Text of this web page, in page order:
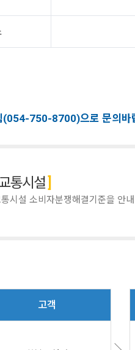
(054-750-8700)으로 문의바
통시설
시설 소비자분쟁해결기준을 안
고객